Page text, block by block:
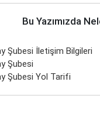
Bu Yazımızda
Şubesi İletişim Bilgileri
Şubesi
Şubesi Yol Tarifi